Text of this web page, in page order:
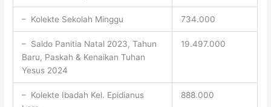
– Kolekte Sekolah Minggu 734.000
– Saldo Panitia Natal 2023, Tahun
Baru, Paskah & Kenaikan Tuhan
Yesus 2024
19.497.000
– Kolekte Ibadah Kel. Epidianus
888.000